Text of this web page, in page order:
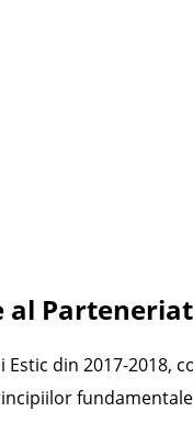
al
din 2017-2018,